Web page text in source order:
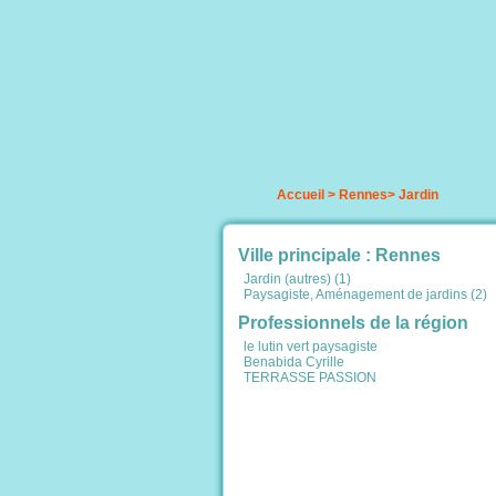
Accueil > Rennes> Jardin
Ville principale : Rennes
Jardin (autres) (1)
Paysagiste, Aménagement de jardins (2)
Professionnels de la région
le lutin vert paysagiste
Benabida Cyrille
TERRASSE PASSION